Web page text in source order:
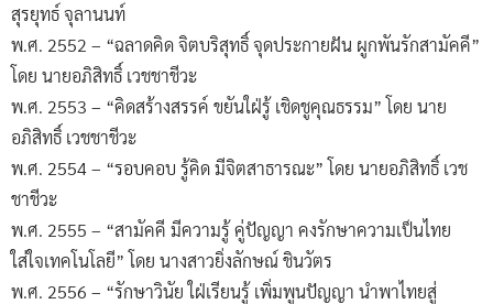
สุรยุทธ์ จุลานนท์
พ.ศ. 2552 – “ฉลาดคิด จิตบริสุทธิ์ จุดประกายฝัน ผูกพันรักสามัคคี”
โดย นายอภิสิทธิ์ เวชชาชีวะ
พ.ศ. 2553 – “คิดสร้างสรรค์ ขยันใฝ่รู้ เชิดชูคุณธรรม” โดย นาย
อภิสิทธิ์ เวชชาชีวะ
พ.ศ. 2554 – “รอบคอบ รู้คิด มีจิตสาธารณะ” โดย นายอภิสิทธิ์ เวช
ชาชีวะ
พ.ศ. 2555 – “สามัคคี มีความรู้ คู่ปัญญา คงรักษาความเป็นไทย
ใส่ใจเทคโนโลยี” โดย นางสาวยิ่งลักษณ์ ชินวัตร
พ.ศ. 2556 – “รักษาวินัย ใฝ่เรียนรู้ เพิ่มพูนปัญญา นำพาไทยสู่